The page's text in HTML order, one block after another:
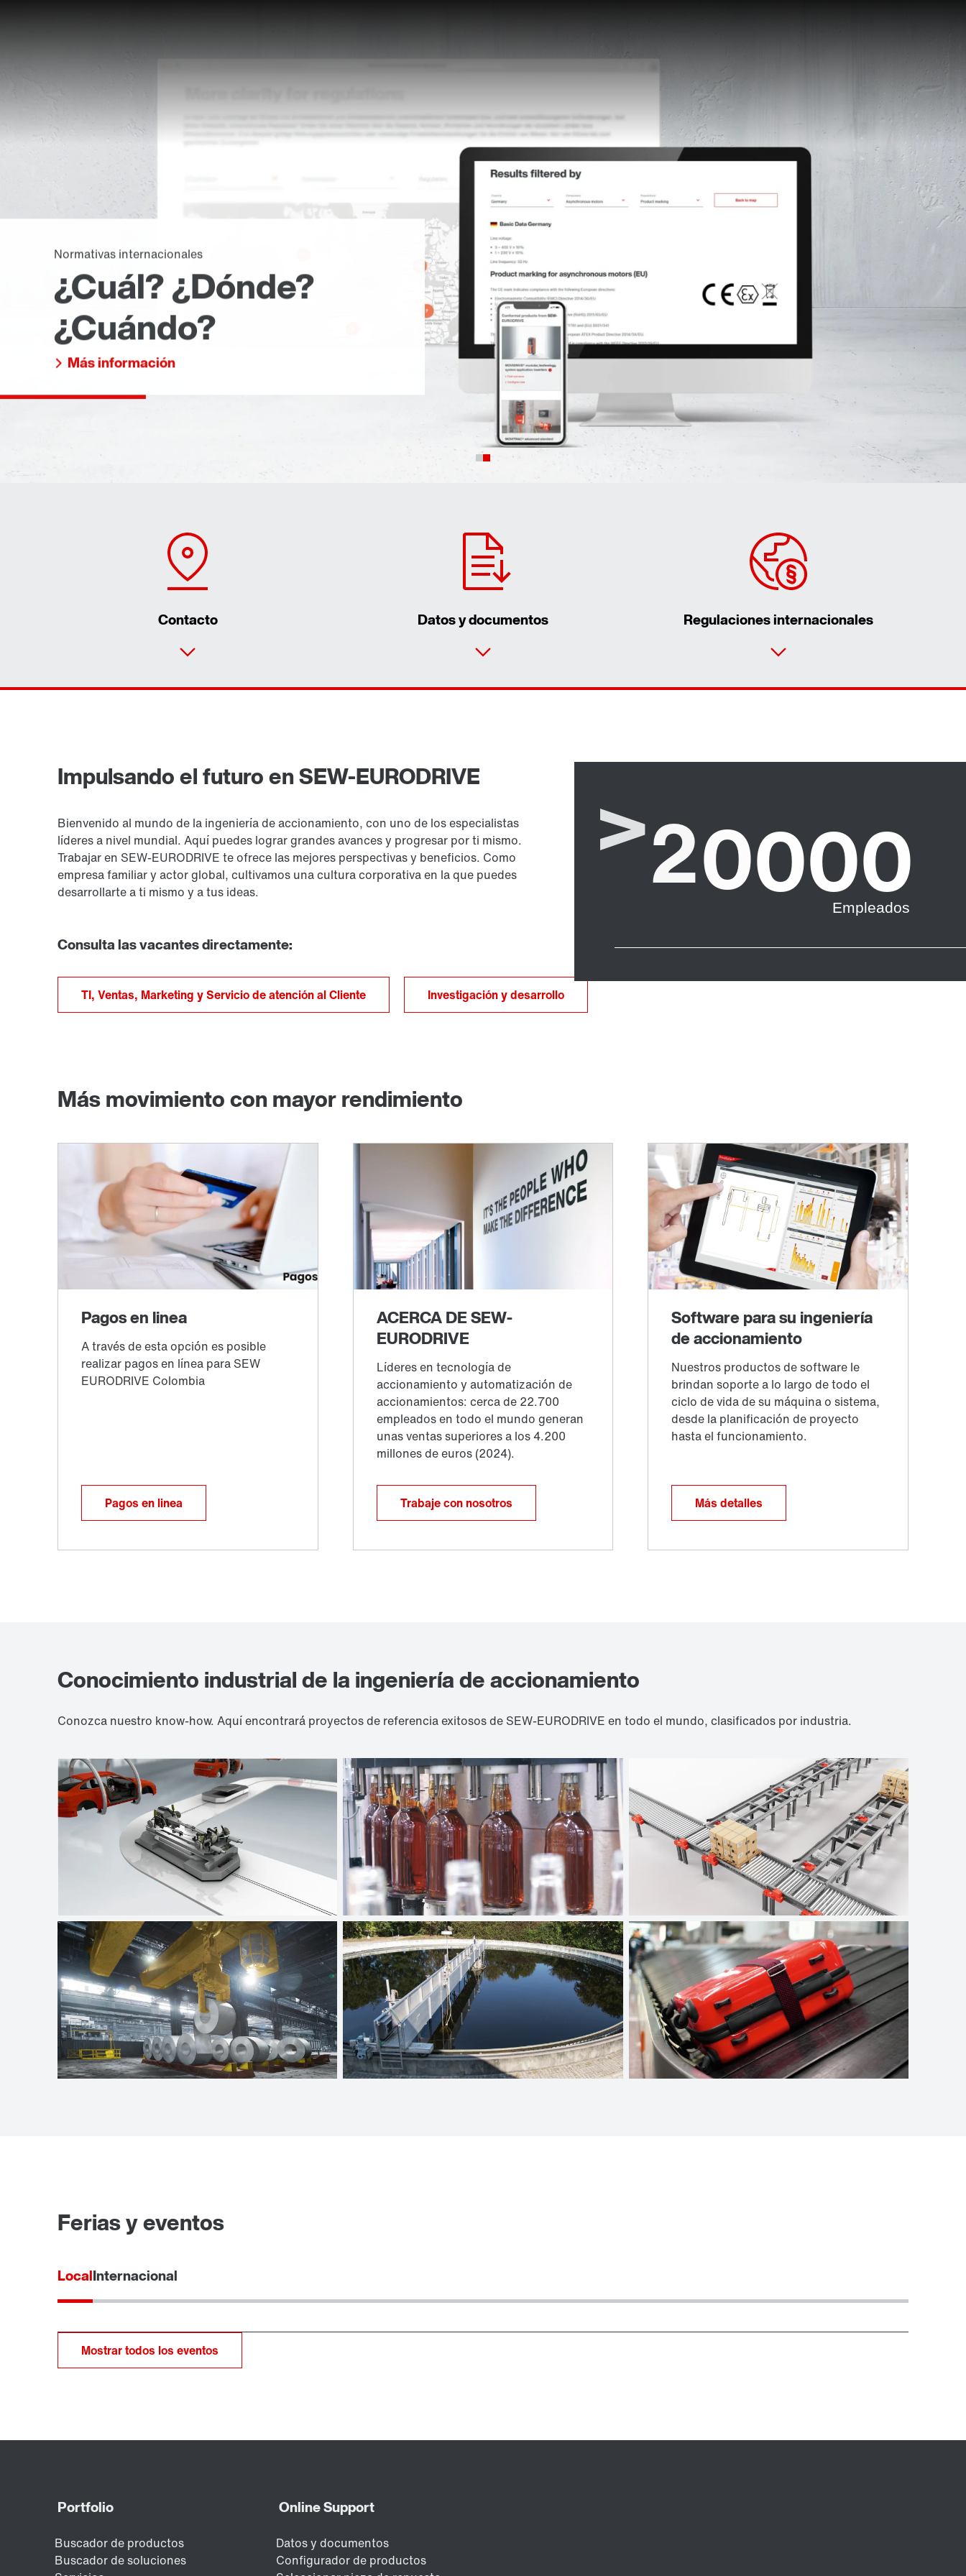
Más información
Normativas internacionales
¿Cuál? ¿Dónde?
¿Cuándo?
Más información
Contacto Datos y documentos Regulaciones internacionales
Impulsando el futuro en SEW-EURODRIVE
Bienvenido al mundo de la ingeniería de accionamiento, con uno de los especialistas
líderes a nivel mundial. Aquí puedes lograr grandes avances y progresar por ti mismo.
Trabajar en SEW-EURODRIVE te ofrece las mejores perspectivas y beneficios. Como
empresa familiar y actor global, cultivamos una cultura corporativa en la que puedes
desarrollarte a ti mismo y a tus ideas.
Consulta las vacantes directamente:
TI, Ventas, Marketing y Servicio de atención al Cliente Investigación y desarrollo
Más movimiento con mayor rendimiento
Pagos en linea Trabaje con nosotros Más detalles
Conocimiento industrial de la ingeniería de accionamiento
Conozca nuestro know-how. Aquí encontrará proyectos de referencia exitosos de SEW-EURODRIVE en todo el mundo, clasificados por industria.
Industria automotriz Industria de bebidas Logística
Técnicas de grúas
Técnica de aguas
residuales
Manejo de equipaje en
aeropuertos
Ferias y eventos
LocalInternacional
Mostrar todos los eventos